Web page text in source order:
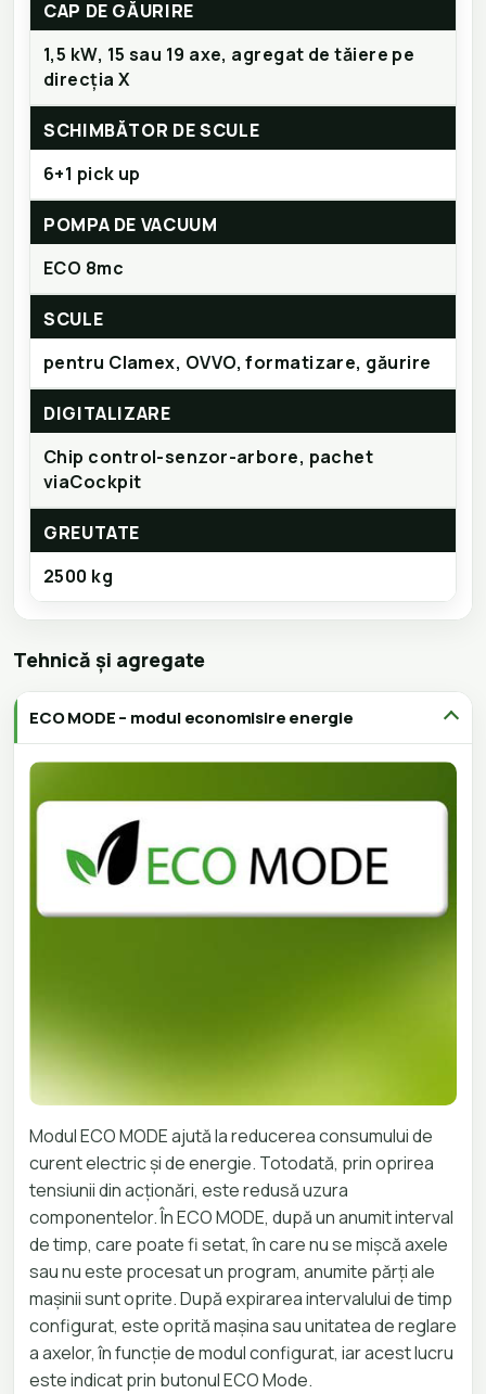
CAP DE GĂURIRE
1,5 kW, 15 sau 19 axe, agregat de tăiere pe
direcția X
SCHIMBĂTOR DE SCULE
6+1 pick up
POMPA DE VACUUM
ECO 8mc
SCULE
pentru Clamex, OVVO, formatizare, găurire
DIGITALIZARE
Chip control-senzor-arbore, pachet
viaCockpit
GREUTATE
2500 kg
Tehnică și agregate
ECO MODE – modul economisire energie
Modul ECO MODE ajută la reducerea consumului de
curent electric și de energie. Totodată, prin oprirea
tensiunii din acționări, este redusă uzura
componentelor. În ECO MODE, după un anumit interval
de timp, care poate fi setat, în care nu se mișcă axele
sau nu este procesat un program, anumite părți ale
mașinii sunt oprite. După expirarea intervalului de timp
configurat, este oprită mașina sau unitatea de reglare
a axelor, în funcție de modul configurat, iar acest lucru
este indicat prin butonul ECO Mode.